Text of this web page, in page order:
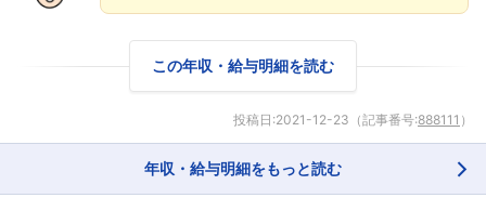
この年収・給与明細を読む
投稿日:2021-12-23 （記事番号:888111 ）
年収・給与明細をもっと読む